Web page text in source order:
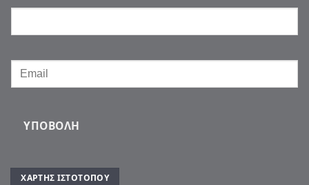
ΥΠΟΒΟΛΉ
ΧΆΡΤΗΣ ΙΣΤΌΤΟΠΟΥ